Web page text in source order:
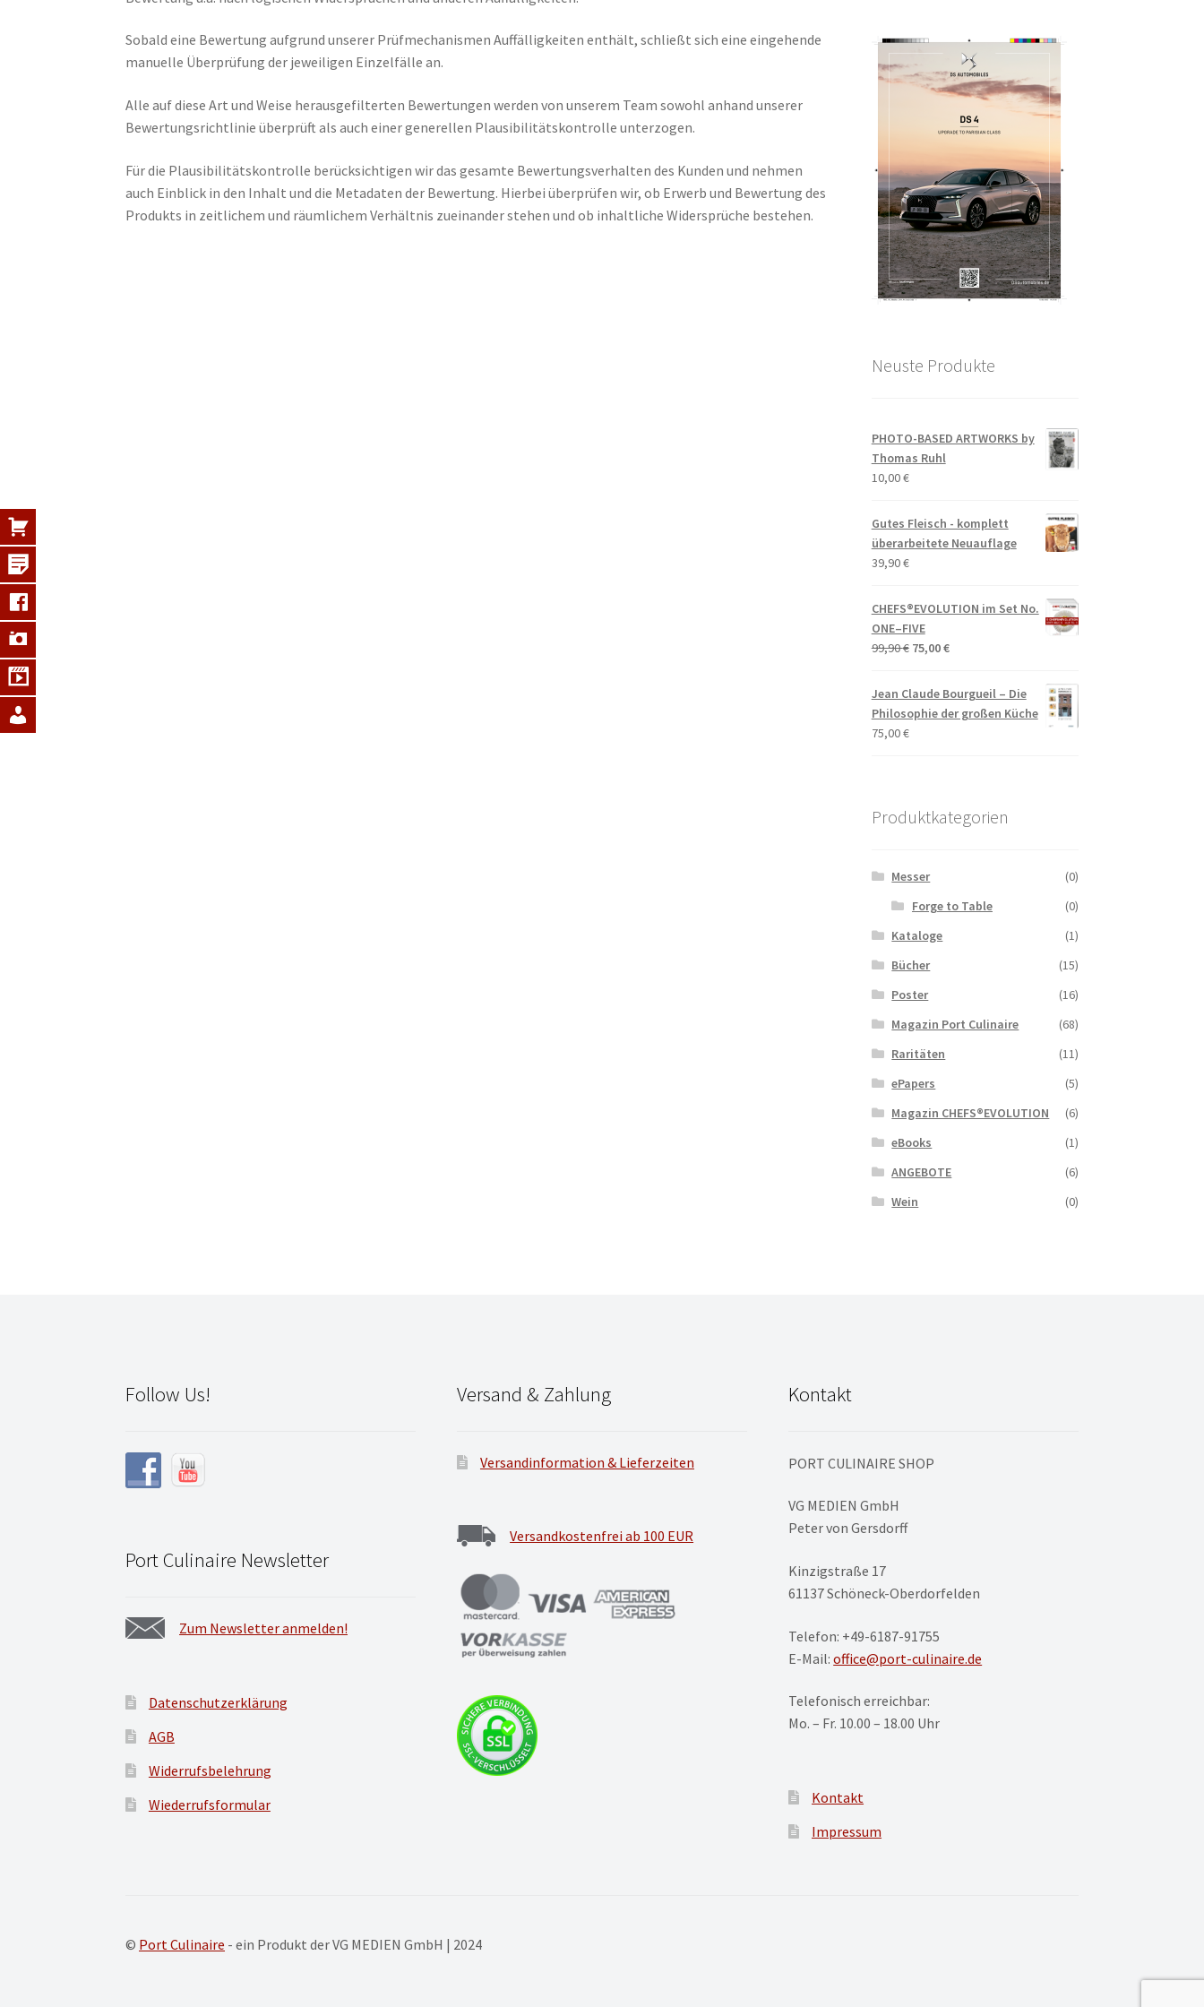
Sobald eine Bewertung aufgrund unserer Prüfmechanismen Auffälligkeiten enthält, schließt sich eine eingehende
manuelle Überprüfung der jeweiligen Einzelfälle an.
Alle auf diese Art und Weise herausgefilterten Bewertungen werden von unserem Team sowohl anhand unserer
Bewertungsrichtlinie überprüft als auch einer generellen Plausibilitätskontrolle unterzogen.
Für die Plausibilitätskontrolle berücksichtigen wir das gesamte Bewertungsverhalten des Kunden und nehmen
auch Einblick in den Inhalt und die Metadaten der Bewertung. Hierbei überprüfen wir, ob Erwerb und Bewertung des
Produkts in zeitlichem und räumlichem Verhältnis zueinander stehen und ob inhaltliche Widersprüche bestehen.
Neuste Produkte
PHOTO-BASED ARTWORKS by
Thomas Ruhl
10,00€
Gutes Fleisch - komplett
überarbeitete Neuauflage
39,90€
CHEFS®EVOLUTION im Set No.
ONE–FIVE
99,90€ Ursprünglicher
war:
99,90 €
75,00€Aktueller
ist:
75,00 €.
Jean Claude Bourgueil – Die
Philosophie der großen Küche
75,00€
Produktkategorien
Messer
(0)
Forge to Table
(0)
Kataloge
(1)
Bücher
(15)
Poster
(16)
Magazin Port Culinaire
(68)
Raritäten
(11)
ePapers
(5)
Magazin CHEFS®EVOLUTION
(6)
eBooks
(1)
ANGEBOTE
(6)
Wein
(0)
Follow Us!
Port Culinaire Newsletter
Zum Newsletter anmelden!
Datenschutzerklärung
AGB
Widerrufsbelehrung
Wiederrufsformular
Versand & Zahlung
Versandinformation & Lieferzeiten
Versandkostenfrei ab 100 EUR
Kontakt
PORT CULINAIRE SHOP
VG MEDIEN GmbH
Peter von Gersdorff
Kinzigstraße 17
61137 Schöneck-Oberdorfelden
Telefon: +49-6187-91755
E-Mail:office@port-culinaire.de
Telefonisch erreichbar:
Mo. – Fr. 10.00 – 18.00 Uhr
Kontakt
Impressum
© Port Culinaire - ein Produkt der VG MEDIEN GmbH | 2024